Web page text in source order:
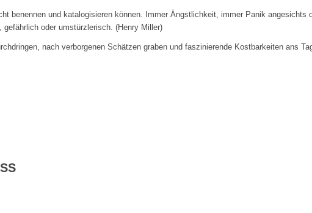
benennen und katalogisieren können. Immer Ängstlichkeit, immer Panik
oder umstürzlerisch. (Henry Miller)
nach verborgenen Schätzen graben und faszinierende Kostbarkeiten ans